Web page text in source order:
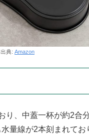
出典: Amazon
、中蓋一杯が約2合
量線が2本刻まれて